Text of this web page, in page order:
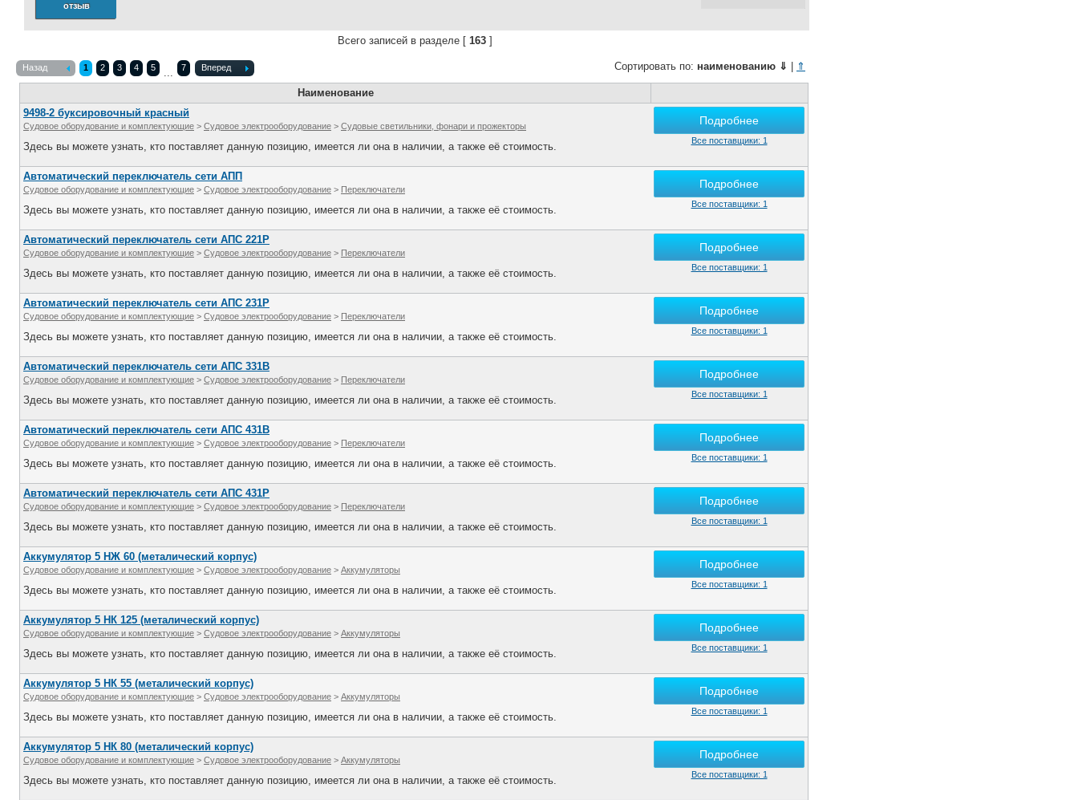
отзыв
Всего записей в разделе [ 163]
Назад 1 2 3 4 5 ... 7 Вперед Сортировать по: наименованию ⇓ ⇑
Наименование
9498-2 буксировочный красный
Судовое оборудование и комплектующие > Судовое электрооборудование > Судовые светильники, фонари и прожекторы
Здесь вы можете узнать, кто поставляет данную позицию, имеется ли она в наличии, а также её стоимость.
Подробнее
Все поставщики: 1
Автоматический переключатель сети АПП
Судовое оборудование и комплектующие > Судовое электрооборудование > Переключатели
Здесь вы можете узнать, кто поставляет данную позицию, имеется ли она в наличии, а также её стоимость.
Подробнее
Все поставщики: 1
Автоматический переключатель сети АПС 221Р
Судовое оборудование и комплектующие > Судовое электрооборудование > Переключатели
Здесь вы можете узнать, кто поставляет данную позицию, имеется ли она в наличии, а также её стоимость.
Подробнее
Все поставщики: 1
Автоматический переключатель сети АПС 231Р
Судовое оборудование и комплектующие > Судовое электрооборудование > Переключатели
Здесь вы можете узнать, кто поставляет данную позицию, имеется ли она в наличии, а также её стоимость.
Подробнее
Все поставщики: 1
Автоматический переключатель сети АПС 331В
Судовое оборудование и комплектующие > Судовое электрооборудование > Переключатели
Здесь вы можете узнать, кто поставляет данную позицию, имеется ли она в наличии, а также её стоимость.
Подробнее
Все поставщики: 1
Автоматический переключатель сети АПС 431В
Судовое оборудование и комплектующие > Судовое электрооборудование > Переключатели
Здесь вы можете узнать, кто поставляет данную позицию, имеется ли она в наличии, а также её стоимость.
Подробнее
Все поставщики: 1
Автоматический переключатель сети АПС 431Р
Судовое оборудование и комплектующие > Судовое электрооборудование > Переключатели
Здесь вы можете узнать, кто поставляет данную позицию, имеется ли она в наличии, а также её стоимость.
Подробнее
Все поставщики: 1
Аккумулятор 5 НЖ 60 (металический корпус)
Судовое оборудование и комплектующие > Судовое электрооборудование > Аккумуляторы
Здесь вы можете узнать, кто поставляет данную позицию, имеется ли она в наличии, а также её стоимость.
Подробнее
Все поставщики: 1
Аккумулятор 5 НК 125 (металический корпус)
Судовое оборудование и комплектующие > Судовое электрооборудование > Аккумуляторы
Здесь вы можете узнать, кто поставляет данную позицию, имеется ли она в наличии, а также её стоимость.
Подробнее
Все поставщики: 1
Аккумулятор 5 НК 55 (металический корпус)
Судовое оборудование и комплектующие > Судовое электрооборудование > Аккумуляторы
Здесь вы можете узнать, кто поставляет данную позицию, имеется ли она в наличии, а также её стоимость.
Подробнее
Все поставщики: 1
Аккумулятор 5 НК 80 (металический корпус)
Судовое оборудование и комплектующие > Судовое электрооборудование > Аккумуляторы
Здесь вы можете узнать, кто поставляет данную позицию, имеется ли она в наличии, а также её стоимость.
Подробнее
Все поставщики: 1